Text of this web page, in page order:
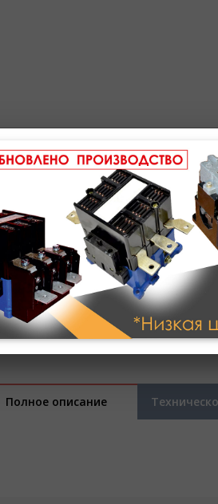
Полное описание